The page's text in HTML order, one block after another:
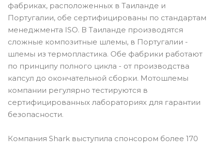
фабриках, расположенных в Таиланде и
Португалии, обе сертифицированы по стандартам
менеджмента ISO. В Таиланде производятся
сложные композитные шлемы, в Португалии -
шлемы из термопластика. Обе фабрики работают
по принципу полного цикла - от производства
капсул до окончательной сборки. Мотошлемы
компании регулярно тестируются в
сертифицированных лабораториях для гарантии
безопасности.
Компания Shark выступила спонсором более 170